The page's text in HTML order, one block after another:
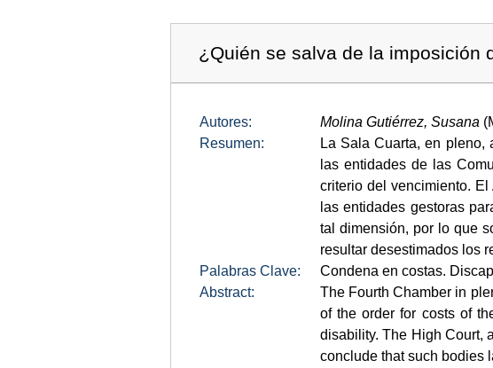
¿Quién se salva de la imposición
Autores: Molina Gutiérrez, Susana
Resumen:
La Sala Cuarta, en
las entidades de las
criterio del vencimiento.
las entidades gestoras
tal dimensión, por lo que
resultar desestimados los
Palabras Clave:
Condena en costas.
Abstract:
The Fourth Chamber in
of the order for costs of
disability. The High Court,
conclude that such bodies